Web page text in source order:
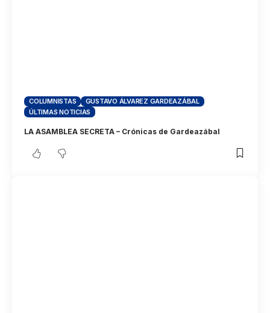
COLUMNISTAS
GUSTAVO ÁLVAREZ GARDEAZÁBAL
ÚLTIMAS NOTICIAS
LA ASAMBLEA SECRETA – Crónicas de Gardeazábal